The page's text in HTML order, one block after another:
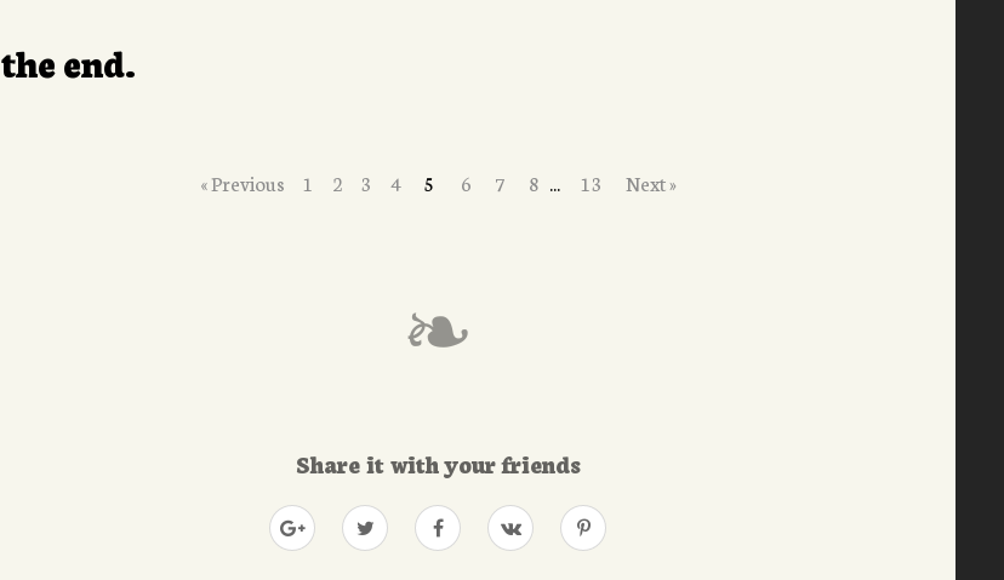
the end.
« Previous 1 2 3 4 5 6 7 8 ... 13 Next »
Share it with your friends